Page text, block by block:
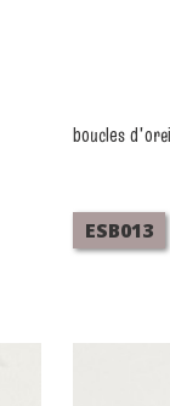
boucles
ESB013